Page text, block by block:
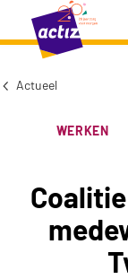
Naar hoofdinhoud
Naar menu
Actueel
WERKEN